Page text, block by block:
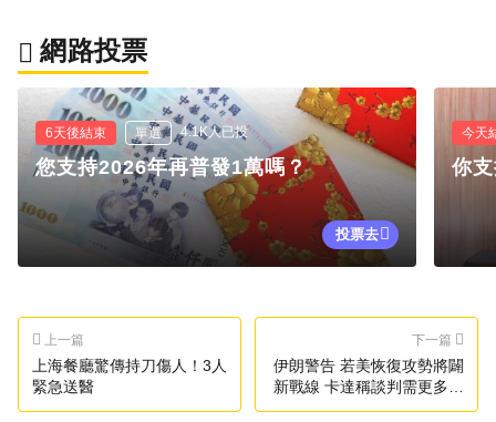
網路投票
6天後結束 單選 4.1K人已投
您支持2026年再普發1萬嗎？
投票去
今天
你
上一篇
上海餐廳驚傳持刀傷人！3人
緊急送醫
下一篇
伊朗警告 若美恢復攻勢將闢
新戰線 卡達稱談判需更多時
間